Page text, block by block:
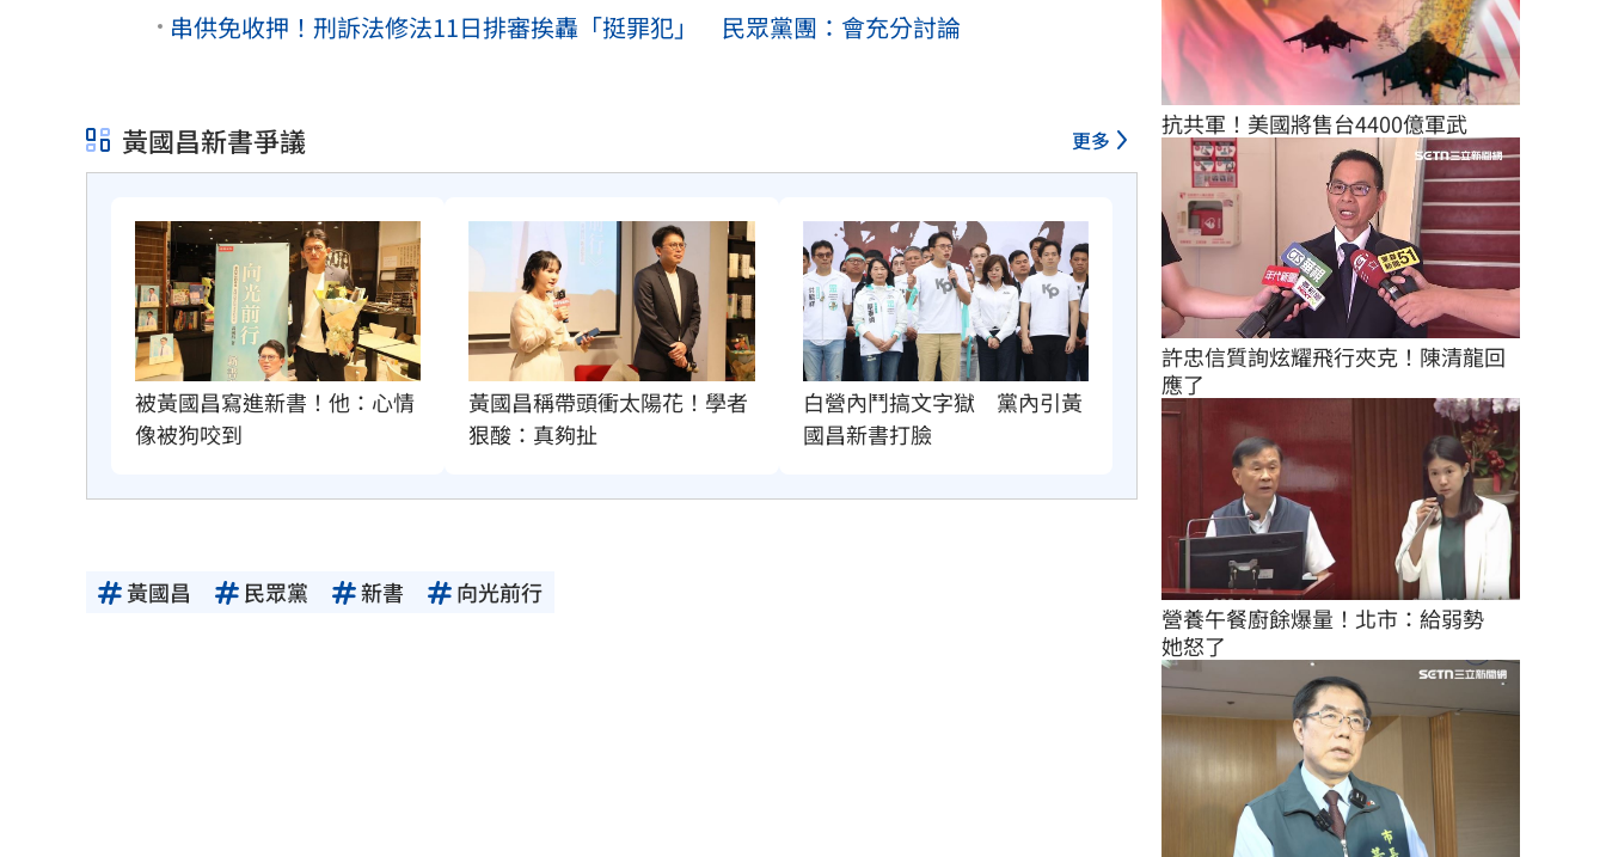
串供免收押！刑訴法修法11日排審挨轟「挺罪犯」 民眾黨團：會充分討論
黃國昌新書爭議 更多
被黃國昌寫進新書！他：心情
像被狗咬到
黃國昌稱帶頭衝太陽花！學者
狠酸：真夠扯
白營內鬥搞文字獄　黨內引黃
國昌新書打臉
黃國昌 民眾黨 新書 向光前行
抗共軍！美國將售台4400億軍武
許忠信質詢炫耀飛行夾克！陳清龍回
應了
營養午餐廚餘爆量！北市：給弱勢
她怒了